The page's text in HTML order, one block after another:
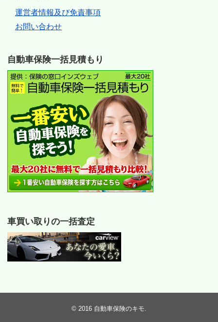
運営者情報及び免責事項
お問い合わせ
自動車保険一括見積もり
車買い取りの一括査定
© 2016 自動車保険のキモ.